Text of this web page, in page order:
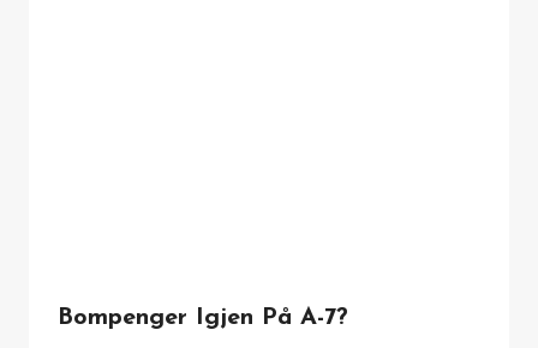
Bompenger Igjen På A-7?